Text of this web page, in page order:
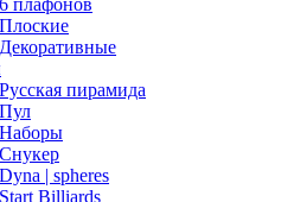
6 плафонов
Плоские
Декоративные
Русская пирамида
Пул
Наборы
Снукер
Dyna | spheres
Start Billiards